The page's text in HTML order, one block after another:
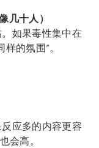
几十人）
如果毒性集中在
的氛围”。
应多的内容更容
会高。